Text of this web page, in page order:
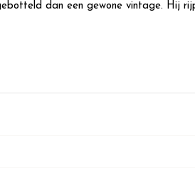
dan een gewone vintage. Hij